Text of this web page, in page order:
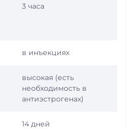
3 часа
в инъекциях
высокая (есть
необходимость в
антиэстрогенах)
14 дней